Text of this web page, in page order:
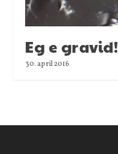
Eg e gravid!
30. april 2016